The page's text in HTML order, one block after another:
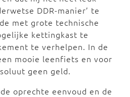
DDR-manier’ te
met grote technische
kettingkast te
te verhelpen. In de
mooie leenfiets en voor
geen geld.
oprechte eenvoud en de